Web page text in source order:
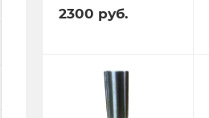
2300 руб.